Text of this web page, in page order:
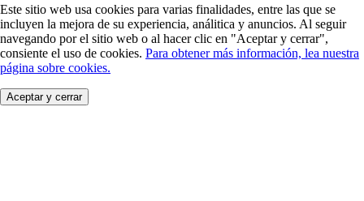
Este sitio web usa cookies para varias finalidades, entre las que se
incluyen la mejora de su experiencia, análitica y anuncios. Al seguir
navegando por el sitio web o al hacer clic en "Aceptar y cerrar",
consiente el uso de cookies. Para obtener más información, lea nuestra
página sobre cookies.
Aceptar y cerrar